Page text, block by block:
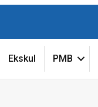
Ekskul PMB